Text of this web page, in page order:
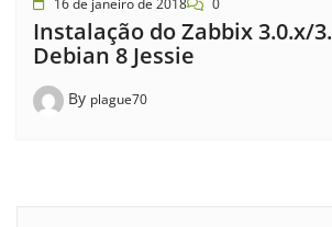
Instalação do Zabbix 3.0.x/
Debian 8 Jessie
By plague70